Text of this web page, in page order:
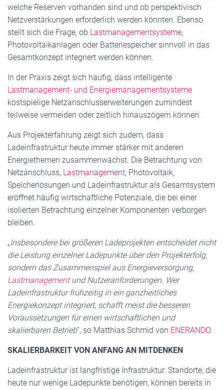
welche Reserven vorhanden sind und ob perspektivisch
Netzverstärkungen erforderlich werden könnten. Ebenso
stellt sich die Frage, ob Lastmanagementsysteme,
Photovoltaikanlagen oder Batteriespeicher sinnvoll in das
Gesamtkonzept integriert werden können.
In der Praxis zeigt sich häufig, dass intelligente
Lastmanagement- und Energiemanagementsysteme
kostspielige Netzanschlusserweiterungen zumindest
teilweise vermeiden oder zeitlich hinauszögern können.
Aus Projekterfahrung zeigt sich zudem, dass
Ladeinfrastruktur heute immer stärker mit anderen
Energiethemen zusammenwächst. Die Betrachtung von
Netzanschluss, Lastmanagement, Photovoltaik,
Speicherlösungen und Ladeinfrastruktur als Gesamtsystem
eröffnet häufig wirtschaftliche Potenziale, die bei einer
isolierten Betrachtung einzelner Komponenten verborgen
bleiben.
„Insbesondere bei größeren Ladeprojekten entscheidet nicht
die Leistung einzelner Ladepunkte über den Projekterfolg,
sondern das Zusammenspiel aus Energieversorgung,
Lastmanagementund Nutzeranforderungen. Wer
Ladeinfrastruktur frühzeitig in ein ganzheitliches
Energiekonzept integriert, schafft meist die besseren
Voraussetzungen für einen wirtschaftlichen und
skalierbaren Betrieb“, so Matthias Schmid von ENERANDO.
SKALIERBARKEIT VON ANFANG AN MITDENKEN
Ladeinfrastruktur ist langfristige Infrastruktur. Standorte, die
heute nur wenige Ladepunkte benötigen, können bereits in